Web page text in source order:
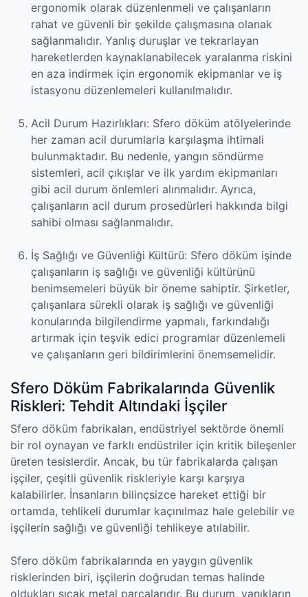
ergonomik olarak düzenlenmeli ve çalışanların
rahat ve güvenli bir şekilde çalışmasına olanak
sağlanmalıdır. Yanlış duruşlar ve tekrarlayan
hareketlerden kaynaklanabilecek yaralanma riskini
en aza indirmek için ergonomik ekipmanlar ve iş
istasyonu düzenlemeleri kullanılmalıdır.
Acil Durum Hazırlıkları: Sfero döküm atölyelerinde
her zaman acil durumlarla karşılaşma ihtimali
bulunmaktadır. Bu nedenle, yangın söndürme
sistemleri, acil çıkışlar ve ilk yardım ekipmanları
gibi acil durum önlemleri alınmalıdır. Ayrıca,
çalışanların acil durum prosedürleri hakkında bilgi
sahibi olması sağlanmalıdır.
İş Sağlığı ve Güvenliği Kültürü: Sfero döküm işinde
çalışanların iş sağlığı ve güvenliği kültürünü
benimsemeleri büyük bir öneme sahiptir. Şirketler,
çalışanlara sürekli olarak iş sağlığı ve güvenliği
konularında bilgilendirme yapmalı, farkındalığı
artırmak için teşvik edici programlar düzenlemeli
ve çalışanların geri bildirimlerini önemsemelidir.
Sfero Döküm Fabrikalarında Güvenlik
Riskleri: Tehdit Altındaki İşçiler
Sfero döküm fabrikaları, endüstriyel sektörde önemli
bir rol oynayan ve farklı endüstriler için kritik bileşenler
üreten tesislerdir. Ancak, bu tür fabrikalarda çalışan
işçiler, çeşitli güvenlik riskleriyle karşı karşıya
kalabilirler. İnsanların bilinçsizce hareket ettiği bir
ortamda, tehlikeli durumlar kaçınılmaz hale gelebilir ve
işçilerin sağlığı ve güvenliği tehlikeye atılabilir.
Sfero döküm fabrikalarında en yaygın güvenlik
risklerinden biri, işçilerin doğrudan temas halinde
oldukları sıcak metal parçalarıdır. Bu durum, yanıkların